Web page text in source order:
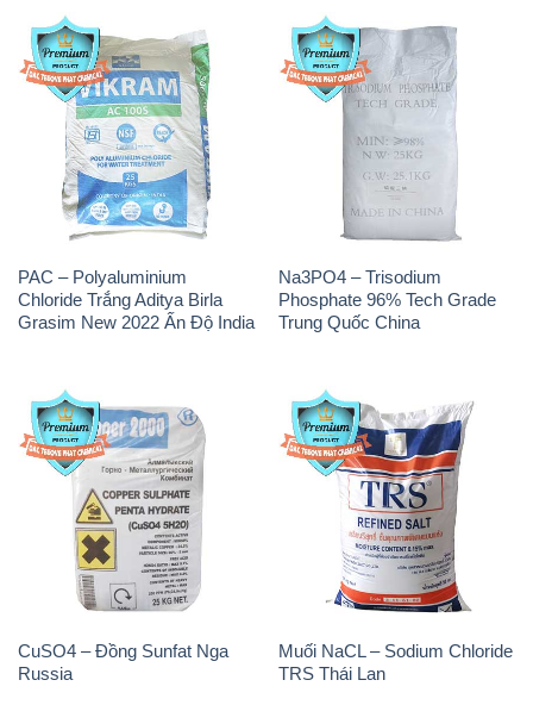
PAC – Polyaluminium
Chloride Trắng Aditya Birla
Grasim New 2022 Ấn Độ India
Na3PO4 – Trisodium
Phosphate 96% Tech Grade
Trung Quốc China
CuSO4 – Đồng Sunfat Nga
Russia
Muối NaCL – Sodium Chloride
TRS Thái Lan